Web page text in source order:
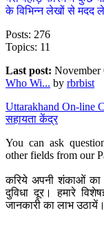
के विभिन्न लेखों से मदद
Posts: 276
Topics: 11
Last post: November
Who Wi... by rbrbist
Uttarakhand On-line
सहायता केंद्र
You can ask
other fields from our
करिये अपनी शंकाओं का
दुविधा दूर। हमारे
जानकारी का लाभ